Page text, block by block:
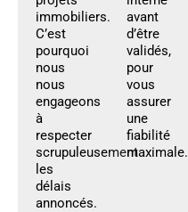
immobiliers.
C’est
pourquoi
nous
nous
engageons
à
respecter
scrupuleusement
les
délais
annoncés.
avant
d’être
validés,
pour
vous
assurer
une
fiabilité
maximale.